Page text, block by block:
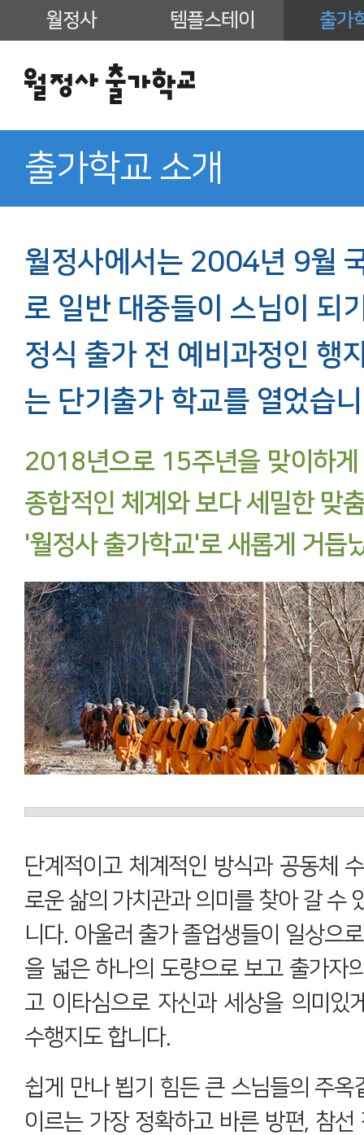
월정사 템플스테이 출가
출가학교 소개
월정사에서는 2004년 9월
로 일반 대중들이 스님이 되
정식 출가 전 예비과정인 행
는 단기출가 학교를 열었습
2018년으로 15주년을 맞이하게
종합적인 체계와 보다 세밀한 맞
'월정사 출가학교'로 새롭게 거듭
단계적이고 체계적인 방식과 공동체
로운 삶의 가치관과 의미를 찾아 갈 수
니다. 아울러 출가 졸업생들이 일상으
을 넓은 하나의 도량으로 보고 출가자
고 이타심으로 자신과 세상을 의미있
수행지도 합니다.
쉽게 만나 뵙기 힘든 큰 스님들의 주옥
이르는 가장 정확하고 바른 방편, 참